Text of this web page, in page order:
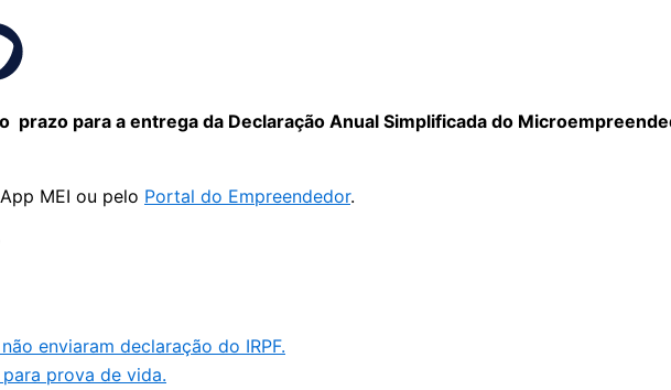
prazo para a entrega da Declaração Anual Simplificada do
MEI ou pelo Portal do Empreendedor.
enviaram declaração do IRPF.
prova de vida.